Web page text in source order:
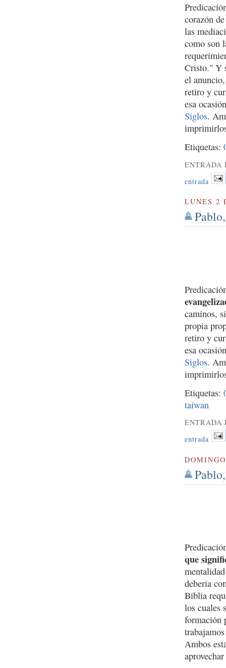
corazón
las
como son
Cristo." Y
el
retiro y
esa
Siglos.
Etiquetas:
ENTRADA
entrada
LUNES 2
caminos,
propia
retiro y
esa
Siglos.
Etiquetas:
taiwan
ENTRADA
entrada
que
debería
Biblia
los cuales
formación
Ambos